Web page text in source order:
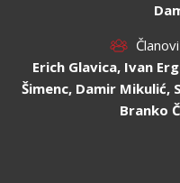
Erich Glavica, Ivan
Šimenc, Damir Mikulić,
Branko